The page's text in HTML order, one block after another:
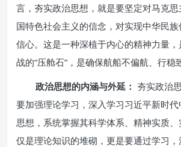
言，夯实政治思想，就是要坚定对马克
国特色社会主义的信念，对实现中华民
信心。这是一种深植于内心的精神力量
战的“压舱石”，是确保航船不偏航、行稳
政治思想的内涵与外延： 夯实政治
要加强理论学习，深入学习习近平新时代
思想，系统掌握其科学体系、精神实质
仅是理论知识的堆砌，更是要通过学习